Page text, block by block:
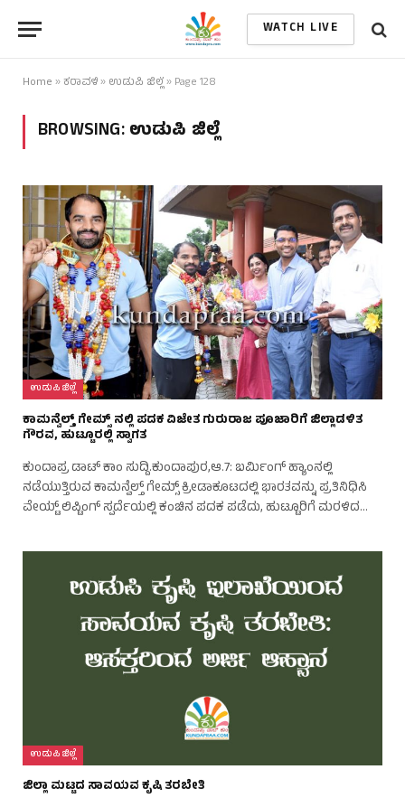
WATCH LIVE
Home »ಕರಾವಳಿ» ಉಡುಪಿ ಜಿಲ್ಲೆ» Page 128
BROWSING:ಉಡುಪಿ ಜಿಲ್ಲೆ
ಉಡುಪಿ ಜಿಲ್ಲೆ
ಕಾಮನ್ವೆಲ್ತ್ ಗೇಮ್ಸ್ ನಲ್ಲಿ ಪದಕ ವಿಜೇತ ಗುರುರಾಜ ಪೂಜಾರಿಗೆ ಜಿಲ್ಲಾಡಳಿತ
ಗೌರವ, ಹುಟ್ಟೂರಲ್ಲಿ ಸ್ವಾಗತ
ಕುಂದಾಪ್ರ ಡಾಟ್ ಕಾಂ ಸುದ್ದಿ.ಕುಂದಾಪುರ,ಆ.7: ಬರ್ಮಿಂಗ್ ಹ್ಯಾಂನಲ್ಲಿ
ನಡೆಯುತ್ತಿರುವ ಕಾಮನ್ವೆಲ್ತ್ ಗೇಮ್ಸ್ ಕ್ರೀಡಾಕೂಟದಲ್ಲಿ ಭಾರತವನ್ನು ಪ್ರತಿನಿಧಿಸಿ
ವೇಯ್ಟ್ ಲಿಪ್ಟಿಂಗ್ ಸ್ಪರ್ದೆಯಲ್ಲಿ ಕಂಚಿನ ಪದಕ ಪಡೆದು, ಹುಟ್ಟೂರಿಗೆ ಮರಳಿದ…
ಉಡುಪಿ ಜಿಲ್ಲೆ
ಜಿಲ್ಲಾ ಮಟ್ಟದ ಸಾವಯವ ಕೃಷಿ ತರಬೇತಿ